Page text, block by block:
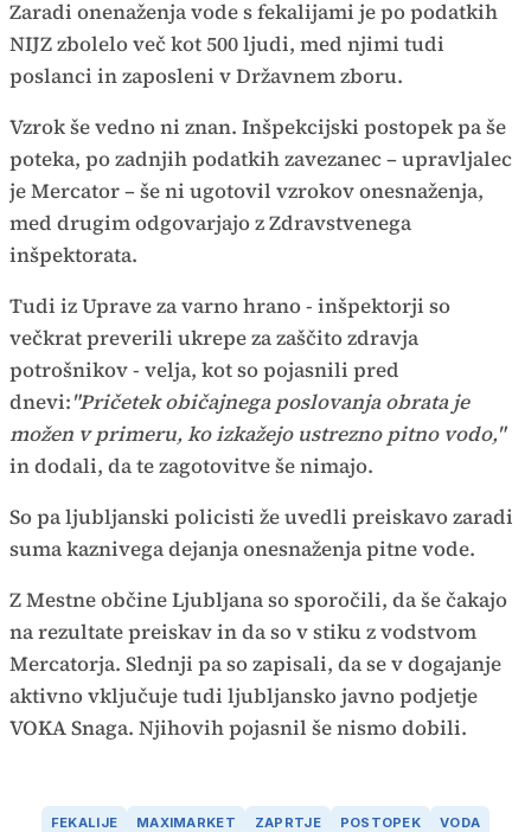
Zaradi onenaženja vode s fekalijami je po podatkih
NIJZ zbolelo več kot 500 ljudi, med njimi tudi
poslanci in zaposleni v Državnem zboru.
Vzrok še vedno ni znan. Inšpekcijski postopek pa še
poteka, po zadnjih podatkih zavezanec – upravljalec
je Mercator – še ni ugotovil vzrokov onesnaženja,
med drugim odgovarjajo z Zdravstvenega
inšpektorata.
Tudi iz Uprave za varno hrano - inšpektorji so
večkrat preverili ukrepe za zaščito zdravja
potrošnikov - velja, kot so pojasnili pred
dnevi:"Pričetek običajnega poslovanja obrata je
možen v primeru, ko izkažejo ustrezno pitno vodo,"
in dodali, da te zagotovitve še nimajo.
So pa ljubljanski policisti že uvedli preiskavo zaradi
suma kaznivega dejanja onesnaženja pitne vode.
Z Mestne občine Ljubljana so sporočili, da še čakajo
na rezultate preiskav in da so v stiku z vodstvom
Mercatorja. Slednji pa so zapisali, da se v dogajanje
aktivno vključuje tudi ljubljansko javno podjetje
VOKA Snaga. Njihovih pojasnil še nismo dobili.
FEKALIJE MAXIMARKET ZAPRTJE POSTOPEK VODA